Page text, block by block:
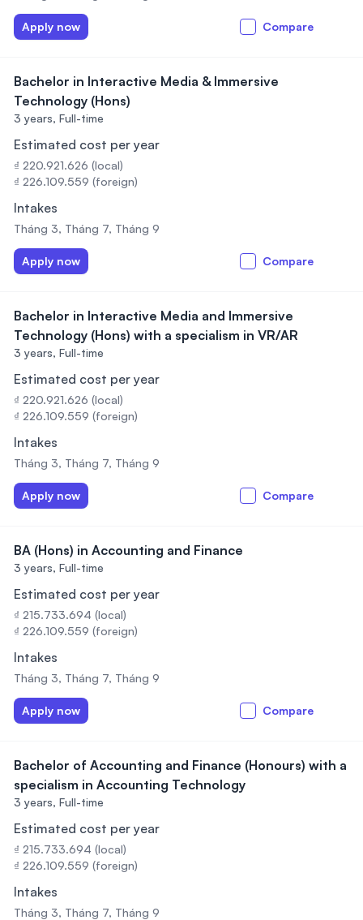
Apply now Compare
Bachelor in Interactive Media & Immersive
Technology (Hons)
3 years, Full-time
Estimated cost per year
₫ 220.921.626 (local)
₫ 226.109.559 (foreign)
Intakes
Tháng 3, Tháng 7, Tháng 9
Apply now Compare
Bachelor in Interactive Media and Immersive
Technology (Hons) with a specialism in VR/AR
3 years, Full-time
Estimated cost per year
₫ 220.921.626 (local)
₫ 226.109.559 (foreign)
Intakes
Tháng 3, Tháng 7, Tháng 9
Apply now Compare
BA (Hons) in Accounting and Finance
3 years, Full-time
Estimated cost per year
₫ 215.733.694 (local)
₫ 226.109.559 (foreign)
Intakes
Tháng 3, Tháng 7, Tháng 9
Apply now Compare
Bachelor of Accounting and Finance (Honours) with a
specialism in Accounting Technology
3 years, Full-time
Estimated cost per year
₫ 215.733.694 (local)
₫ 226.109.559 (foreign)
Intakes
Tháng 3, Tháng 7, Tháng 9